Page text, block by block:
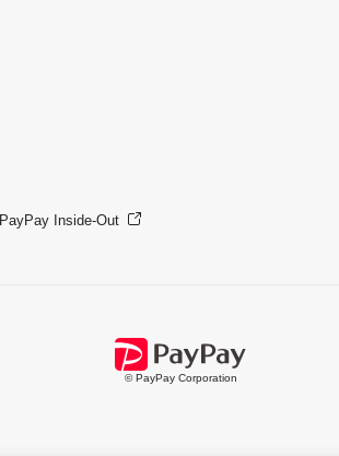
PayPay Inside-Out
© PayPay Corporation